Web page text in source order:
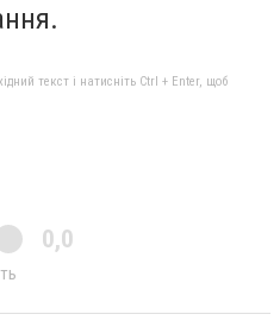
текст і натисніть Ctrl + Enter, щоб
0,0